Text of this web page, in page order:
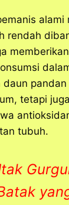
alami
rendah
daun
tetapi juga
tubuh.